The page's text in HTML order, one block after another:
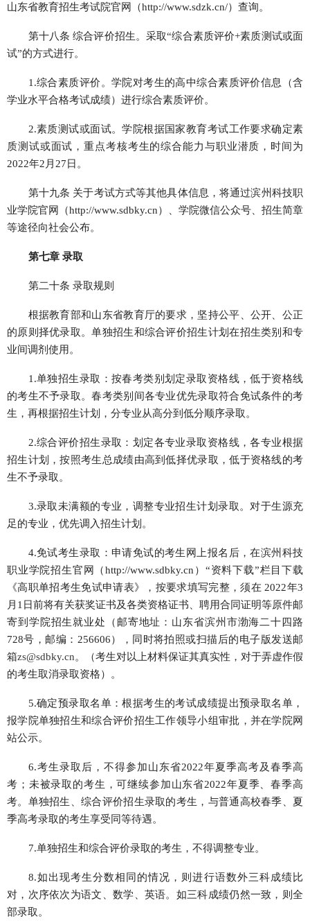
山东省教育招生考试院官网（http://www.sdzk.cn/）查询。
第十八条 综合评价招生。采取“综合素质评价+素质测试或面
试”的方式进行。
1.综合素质评价。学院对考生的高中综合素质评价信息（含
学业水平合格考试成绩）进行综合素质评价。
2.素质测试或面试。学院根据国家教育考试工作要求确定素
质测试或面试，重点考核考生的综合能力与职业潜质，时间为
2022年2月27日。
第十九条 关于考试方式等其他具体信息，将通过滨州科技职
业学院官网（http://www.sdbky.cn）、学院微信公众号、招生简章
等途径向社会公布。
第七章 录取
第二十条 录取规则
根据教育部和山东省教育厅的要求，坚持公平、公开、公正
的原则择优录取。单独招生和综合评价招生计划在招生类别和专
业间调剂使用。
1.单独招生录取：按春考类别划定录取资格线，低于资格线
的考生不予录取。春考类别间各专业优先录取符合免试条件的考
生，再根据招生计划，分专业从高分到低分顺序录取。
2.综合评价招生录取：划定各专业录取资格线，各专业根据
招生计划，按照考生总成绩由高到低择优录取，低于资格线的考
生不予录取。
3.录取未满额的专业，调整专业招生计划录取。对于生源充
足的专业，优先调入招生计划。
4.免试考生录取：申请免试的考生网上报名后，在滨州科技
职业学院招生官网（http://www.sdbky.cn）“资料下载”栏目下载
《高职单招考生免试申请表》，按要求填写完整，须在 2022年3
月1日前将有关获奖证书及各类资格证书、聘用合同证明等原件邮
寄到学院招生就业处（邮寄地址：山东省滨州市渤海二十四路
728号，邮编：256606），同时将拍照或扫描后的电子版发送邮
箱zs@sdbky.cn。（考生对以上材料保证其真实性，对于弄虚作假
的考生取消录取资格）。
5.确定预录取名单：根据考生的考试成绩提出预录取名单，
报学院单独招生和综合评价招生工作领导小组审批，并在学院网
站公示。
6.考生录取后，不得参加山东省2022年夏季高考及春季高
考；未被录取的考生，可继续参加山东省2022年夏季、春季高
考。单独招生、综合评价招生录取的考生，与普通高校春季、夏
季高考录取的考生享受同等待遇。
7.单独招生和综合评价录取的考生，不得调整专业。
8.如出现考生分数相同的情况，则进行语数外三科成绩比
对，次序依次为语文、数学、英语。如三科成绩仍然一致，则全
部录取。